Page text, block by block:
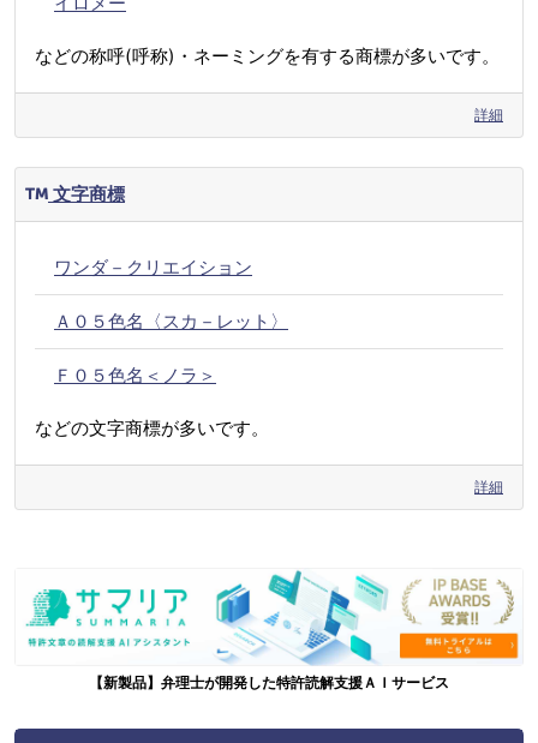
などの称呼(呼称)・ネーミングを有する商標が多いです。
詳細
文字商標
ワンダ－クリエイション
Ａ０５色名〈スカ－レット〉
Ｆ０５色名＜ノラ＞
などの文字商標が多いです。
詳細
【新製品】弁理士が開発した特許読解支援ＡＩサービス